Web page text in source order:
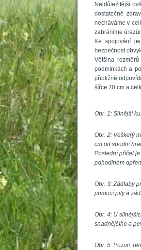
Nejdůležitější
dostatečně
necháváme v
zabráníme
Ke spojování
bezpečnost
Většina
podmínkách a
přibližně
šířce 70 cm a
Obr. 1: Silnější
Obr. 2: Veškerý
cm od spodní
Poslední příčel
pohodlném
Obr. 3: Zádlaby
pomocí pily a
Obr. 4: U
nadnějšího a
Obr. 5: Pozor!